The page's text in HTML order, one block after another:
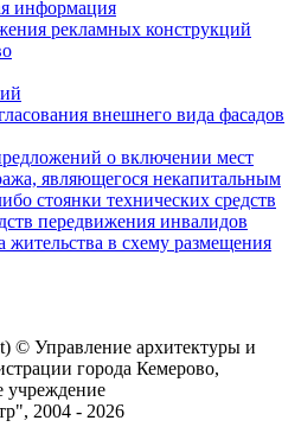
информация
рекламных конструкций
внешнего вида фасадов
о включении мест
являющегося некапитальным
стоянки технических средств
передвижения инвалидов
жительства в схему размещения
© Управление архитектуры и
города Кемерово,
учреждение
2004 - 2026